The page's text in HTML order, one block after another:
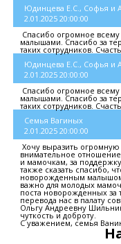
Юдинцева Е.С., Софья и
2.01.2025 20:00:00
Спасибо огромное всему
малышами. Спасибо за
таких сотрудников.
Юдинцева Е.С., Софья и
2.01.2025 20:00:00
Спасибо огромное всему
малышами. Спасибо за
таких сотрудников.
Семья Вагиных
2.01.2025 20:00:00
Хочу выразить огромную
внимательное
и мамочкам, за
также сказать спасибо,
новорожденным
важно для молодых
поста новорожденных
перевода нас в палату
Ольгу Андреевну
чуткость и доброту.
С уважением, семья